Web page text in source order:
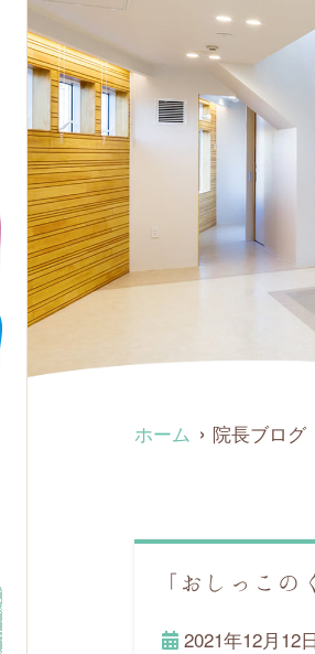
ホーム 院長ブログ
「おしっこの
2021年12月12日